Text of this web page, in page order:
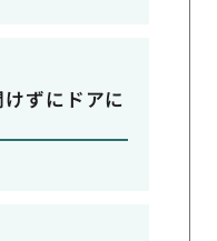
ずにドアに